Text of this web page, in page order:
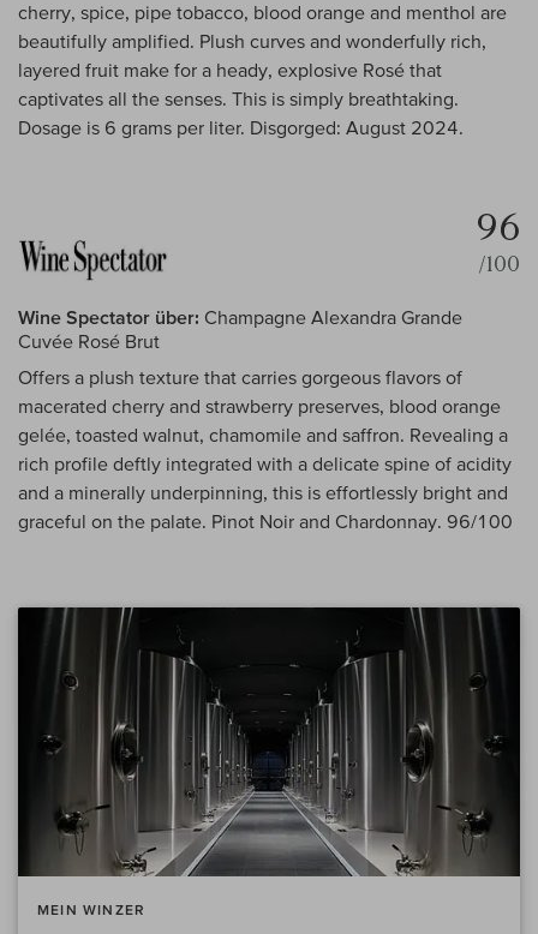
cherry, spice, pipe tobacco, blood orange and menthol are
beautifully amplified. Plush curves and wonderfully rich,
layered fruit make for a heady, explosive Rosé that
captivates all the senses. This is simply breathtaking.
Dosage is 6 grams per liter. Disgorged: August 2024.
96
/100
Wine Spectator über: Champagne Alexandra Grande
Cuvée Rosé Brut
Offers a plush texture that carries gorgeous flavors of
macerated cherry and strawberry preserves, blood orange
gelée, toasted walnut, chamomile and saffron. Revealing a
rich profile deftly integrated with a delicate spine of acidity
and a minerally underpinning, this is effortlessly bright and
graceful on the palate. Pinot Noir and Chardonnay. 96/100
MEIN WINZER